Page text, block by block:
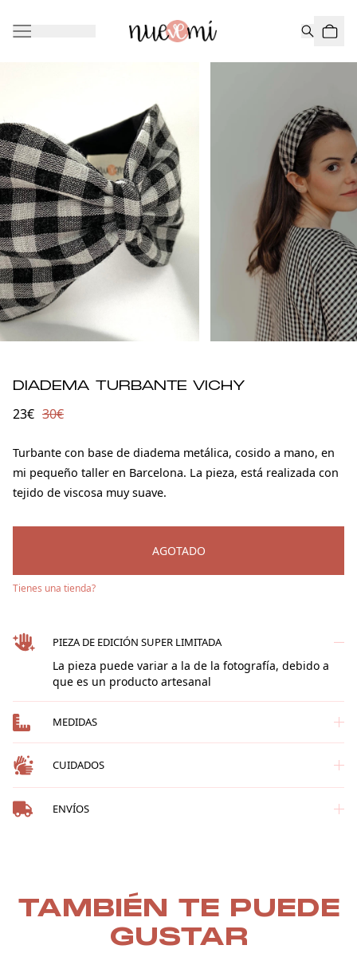
DIADEMA TURBANTE VICHY
23€ 30€
Turbante con base de diadema metálica, cosido a mano, en
mi pequeño taller en Barcelona. La pieza, está realizada con
tejido de viscosa muy suave.
AGOTADO
Tienes una tienda?
PIEZA DE EDICIÓN SUPER LIMITADA
La pieza puede variar a la de la fotografía, debido a
que es un producto artesanal
MEDIDAS
CUIDADOS
ENVÍOS
TAMBIÉN TE PUEDE
GUSTAR